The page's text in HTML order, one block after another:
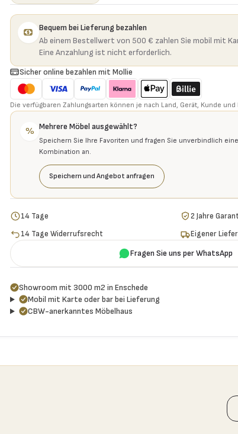
Bequem bei Lieferung bezahlen
Ab einem Bestellwert von 500 € zahlen Sie mobil mit
Eine Anzahlung ist nicht erforderlich.
Sicher online bezahlen mit Mollie
Die verfügbaren Zahlungsarten können je nach Land, Gerät, Kunde
% Mehrere Möbel ausgewählt?
Speichern Sie Ihre Favoriten und fragen Sie unverbindlich
Kombination an.
Speichern und Angebot anfragen
14 Tage
2 Jahre
14 Tage Widerrufsrecht
Eigener
Fragen Sie uns per WhatsApp
Showroom mit 3000 m2 in Enschede
Mobil mit Karte oder bar bei Lieferung
CBW-anerkanntes Möbelhaus